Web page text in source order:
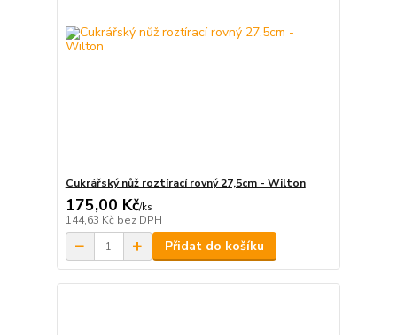
Cukrářský nůž roztírací rovný 27,5cm - Wilton
175,00 Kč/ks
144,63 Kč bez DPH
Přidat do košíku